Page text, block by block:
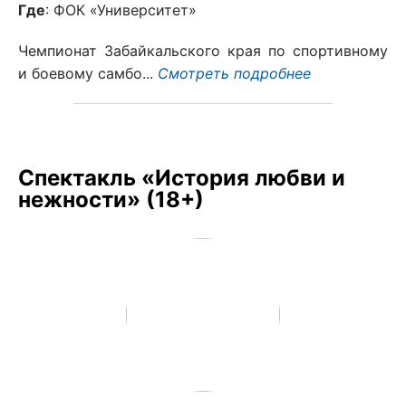
Где: ФОК «Университет»
Чемпионат Забайкальского края по спортивному
и боевому самбо... Смотреть подробнее
Спектакль «История любви и
нежности» (18+)